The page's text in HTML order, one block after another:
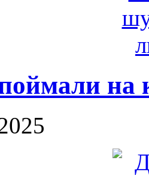
на